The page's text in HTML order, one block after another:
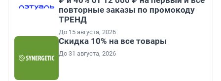
повторные заказы по промокоду
ТРЕНД
До 15 августа, 2026
Скидка 10% на все товары
До 31 августа, 2026